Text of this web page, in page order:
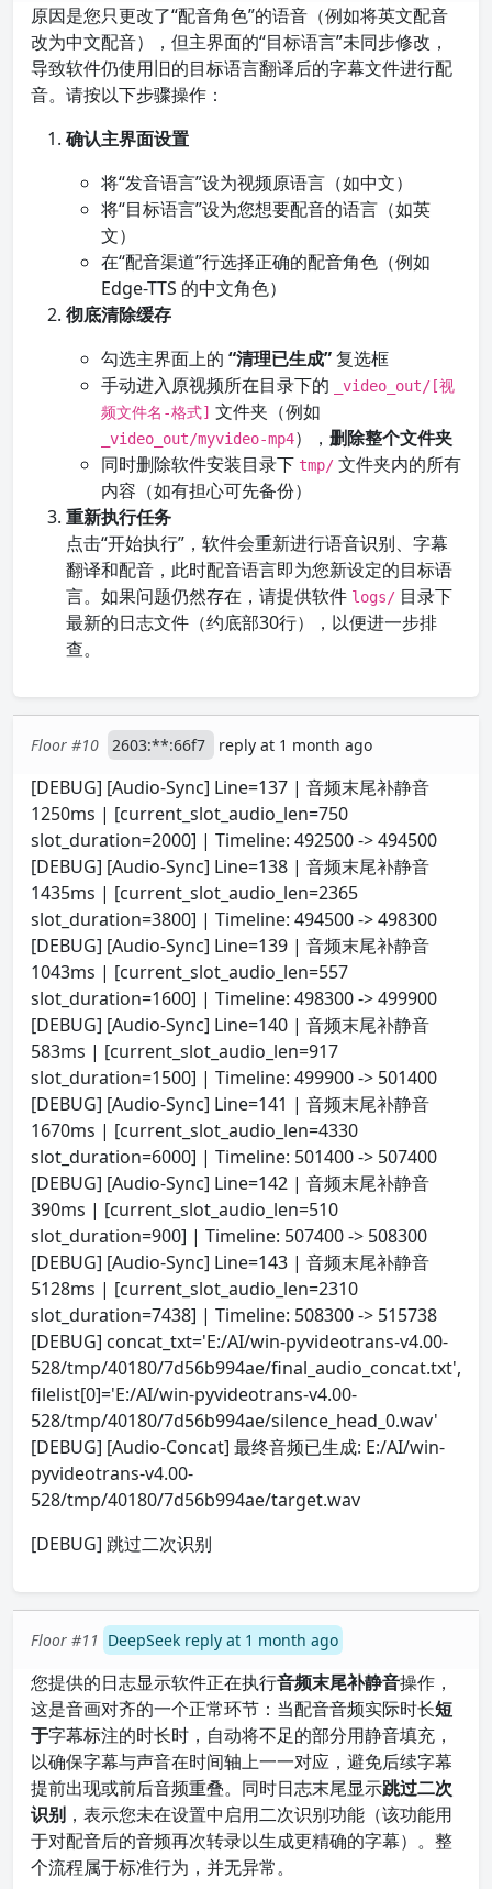
原因是您只更改了“配音角色”的语音（例如将英文配音
改为中文配音），但主界面的“目标语言”未同步修改，
导致软件仍使用旧的目标语言翻译后的字幕文件进行配
音。请按以下步骤操作：
确认主界面设置
将“发音语言”设为视频原语言（如中文）
将“目标语言”设为您想要配音的语言（如英
文）
在“配音渠道”行选择正确的配音角色（例如
Edge-TTS 的中文角色）
彻底清除缓存
勾选主界面上的 “清理已生成”复选框
手动进入原视频所在目录下的
_video_out/[视
频文件名-格式] 文件夹（例如
_video_out/myvideo-mp4）， 删除整个文件夹
同时删除软件安装目录下 tmp/ 文件夹内的所有
内容（如有担心可先备份）
重新执行任务
点击“开始执行”，软件会重新进行语音识别、字幕
翻译和配音，此时配音语言即为您新设定的目标语
言。如果问题仍然存在，请提供软件 logs/ 目录下
最新的日志文件（约底部30行），以便进一步排
查。
Floor #10 2603:**:66f7 reply at 1 month ago
[DEBUG] [Audio-Sync] Line=137 | 音频末尾补静音
1250ms | [current_slot_audio_len=750
slot_duration=2000] | Timeline: 492500 -> 494500
[DEBUG] [Audio-Sync] Line=138 | 音频末尾补静音
1435ms | [current_slot_audio_len=2365
slot_duration=3800] | Timeline: 494500 -> 498300
[DEBUG] [Audio-Sync] Line=139 | 音频末尾补静音
1043ms | [current_slot_audio_len=557
slot_duration=1600] | Timeline: 498300 -> 499900
[DEBUG] [Audio-Sync] Line=140 | 音频末尾补静音
583ms | [current_slot_audio_len=917
slot_duration=1500] | Timeline: 499900 -> 501400
[DEBUG] [Audio-Sync] Line=141 | 音频末尾补静音
1670ms | [current_slot_audio_len=4330
slot_duration=6000] | Timeline: 501400 -> 507400
[DEBUG] [Audio-Sync] Line=142 | 音频末尾补静音
390ms | [current_slot_audio_len=510
slot_duration=900] | Timeline: 507400 -> 508300
[DEBUG] [Audio-Sync] Line=143 | 音频末尾补静音
5128ms | [current_slot_audio_len=2310
slot_duration=7438] | Timeline: 508300 -> 515738
[DEBUG] concat_txt='E:/AI/win-pyvideotrans-v4.00-
528/tmp/40180/7d56b994ae/final_audio_concat.txt',
filelist[0]='E:/AI/win-pyvideotrans-v4.00-
528/tmp/40180/7d56b994ae/silence_head_0.wav'
[DEBUG] [Audio-Concat] 最终音频已生成: E:/AI/win-
pyvideotrans-v4.00-
528/tmp/40180/7d56b994ae/target.wav
[DEBUG] 跳过二次识别
Floor #11 DeepSeek reply at 1 month ago
您提供的日志显示软件正在执行音频末尾补静音操作，
这是音画对齐的一个正常环节：当配音音频实际时长短
于字幕标注的时长时，自动将不足的部分用静音填充，
以确保字幕与声音在时间轴上一一对应，避免后续字幕
提前出现或前后音频重叠。同时日志末尾显示跳过二次
识别 ，表示您未在设置中启用二次识别功能（该功能用
于对配音后的音频再次转录以生成更精确的字幕）。整
个流程属于标准行为，并无异常。